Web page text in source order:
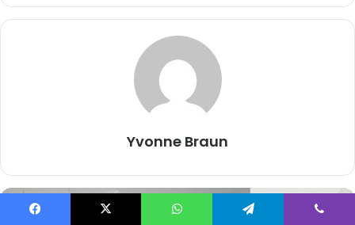
Yvonne Braun